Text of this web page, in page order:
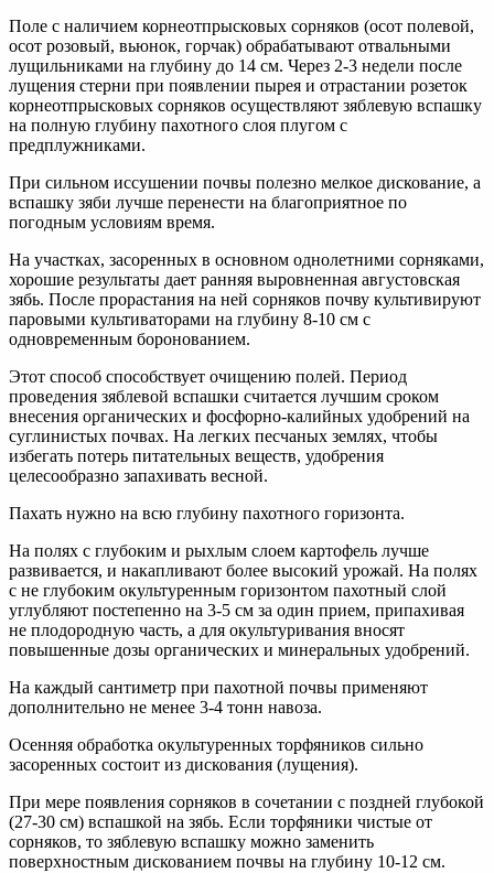
Поле с наличием корнеотпрысковых сорняков (осот полевой,
осот розовый, вьюнок, горчак) обрабатывают отвальными
лущильниками на глубину до 14 см. Через 2-3 недели после
лущения стерни при появлении пырея и отрастании розеток
корнеотпрысковых сорняков осуществляют зяблевую вспашку
на полную глубину пахотного слоя плугом с
предплужниками.
При сильном иссушении почвы полезно мелкое дискование, а
вспашку зяби лучше перенести на благоприятное по
погодным условиям время.
На участках, засоренных в основном однолетними сорняками,
хорошие результаты дает ранняя выровненная августовская
зябь. После прорастания на ней сорняков почву культивируют
паровыми культиваторами на глубину 8-10 см с
одновременным боронованием.
Этот способ способствует очищению полей. Период
проведения зяблевой вспашки считается лучшим сроком
внесения органических и фосфорно-калийных удобрений на
суглинистых почвах. На легких песчаных землях, чтобы
избегать потерь питательных веществ, удобрения
целесообразно запахивать весной.
Пахать нужно на всю глубину пахотного горизонта.
На полях с глубоким и рыхлым слоем картофель лучше
развивается, и накапливают более высокий урожай. На полях
с не глубоким окультуренным горизонтом пахотный слой
углубляют постепенно на 3-5 см за один прием, припахивая
не плодородную часть, а для окультуривания вносят
повышенные дозы органических и минеральных удобрений.
На каждый сантиметр при пахотной почвы применяют
дополнительно не менее 3-4 тонн навоза.
Осенняя обработка окультуренных торфяников сильно
засоренных состоит из дискования (лущения).
При мере появления сорняков в сочетании с поздней глубокой
(27-30 см) вспашкой на зябь. Если торфяники чистые от
сорняков, то зяблевую вспашку можно заменить
поверхностным дискованием почвы на глубину 10-12 см.